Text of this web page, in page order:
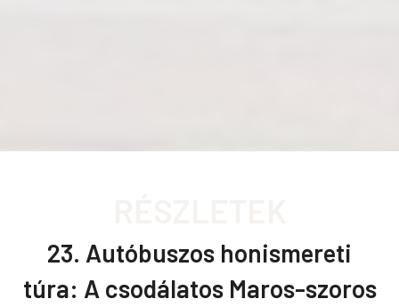
23. Autóbuszos honismereti
túra: A csodálatos Maros-szoros